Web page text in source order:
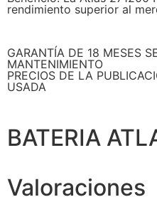
rendimiento superior al
GARANTÍA DE 18 MESES
MANTENIMIENTO
PRECIOS DE LA
USADA
BATERIA
Valoraciones